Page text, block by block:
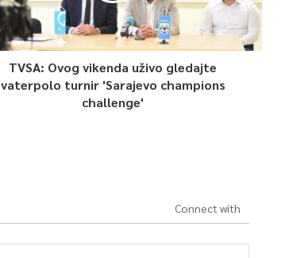
TVSA: Ovog vikenda uživo gledajte
vaterpolo turnir 'Sarajevo champions
challenge'
Connect with